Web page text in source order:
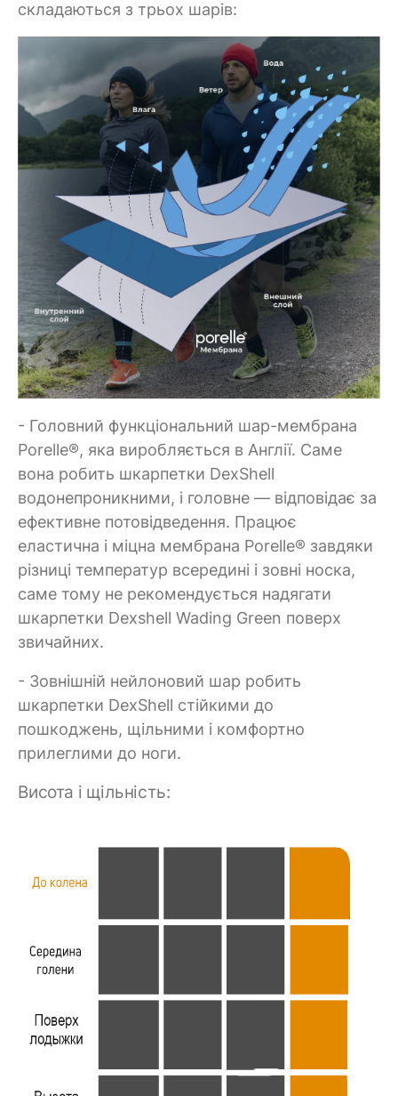
складаються з трьох шарів:
- Головний функціональний шар-мембрана
Porelle®, яка виробляється в Англії. Саме
вона робить шкарпетки DexShell
водонепроникними, і головне — відповідає за
ефективне потовідведення. Працює
еластична і міцна мембрана Porelle® завдяки
різниці температур всередині і зовні носка,
саме тому не рекомендується надягати
шкарпетки Dexshell Wading Green поверх
звичайних.
- Зовнішній нейлоновий шар робить
шкарпетки DexShell стійкими до
пошкоджень, щільними і комфортно
прилеглими до ноги.
Висота і щільність: